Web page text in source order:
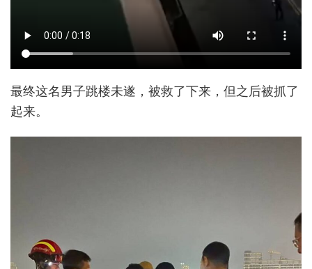
最终这名男子跳楼未遂，被救了下来，但之后被抓了
起来。